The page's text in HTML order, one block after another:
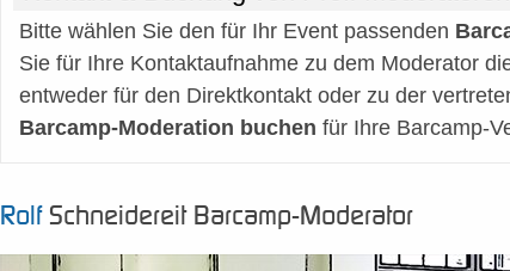
Bitte wählen Sie den für Ihr Event passenden
Sie für Ihre Kontaktaufnahme zu dem Moderator
entweder für den Direktkontakt oder zu der
Barcamp-Moderation buchen für Ihre Barcamp-
RolfSchneidereit Barcamp-Moderator